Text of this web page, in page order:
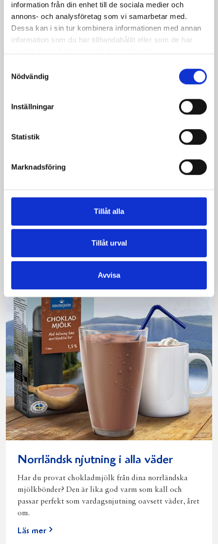
information från din enhet till de sociala medier och
annons- och analysföretag som vi samarbetar med.
Dessa kan i sin tur kombinera informationen med annan
information som du har tillhandahållit eller som de har
Nödvändig
Inställningar
Statistik
Marknadsföring
Tillåt alla
Tillåt urval
Avvisa
på
Facebook
på
Twitter
på
Pinterest
via
e-
post
ut
Bäst i test: Norrmejeriers laktosfria
mjölk
Vi kan stolt konstatera att vår laktosfria Mellanmjölk
200 norrlänningar fick deltog vid provsmakningen. Vår
Läs mer
Norrländsk njutning i alla väder
Har du provat chokladmjölk från dina norrländska
mjölkbönder? Den är lika god varm som kall och
passar perfekt som vardagsnjutning oavsett väder, året
om.
Läs mer